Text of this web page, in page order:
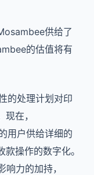
供给了
的估值将有
的处理计划对印
在，
用户供给详细的
操作的数字化。
力的加持，